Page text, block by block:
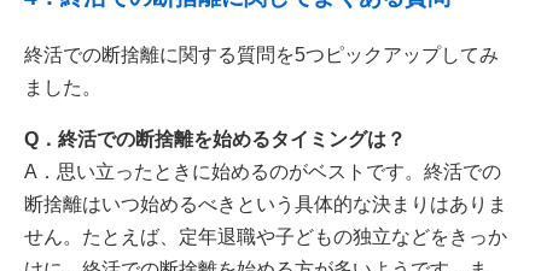
終活での断捨離に関する質問を5つピックアップしてみ
ました。
Q．終活での断捨離を始めるタイミングは？
A．思い立ったときに始めるのがベストです。終活での
断捨離はいつ始めるべきという具体的な決まりはありま
せん。たとえば、定年退職や子どもの独立などをきっか